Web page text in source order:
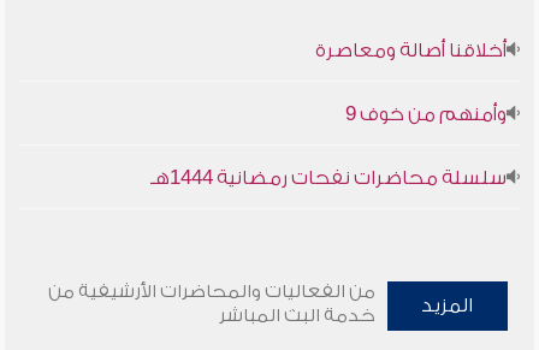
أخلاقنا أصالة ومعاصرة
وأمنهم من خوف 9
سلسلة محاضرات نفحات رمضانية 1444هـ
المزيد
من الفعاليات والمحاضرات الأرشيفية من
خدمة البث المباشر